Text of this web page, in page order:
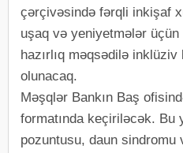
çərçivəsində fərqli inkişaf
uşaq və yeniyetmələr
hazırlıq məqsədilə
olunacaq.
Məşqlər Bankın Baş
formatında keçiriləcək. Bu
pozuntusu, daun